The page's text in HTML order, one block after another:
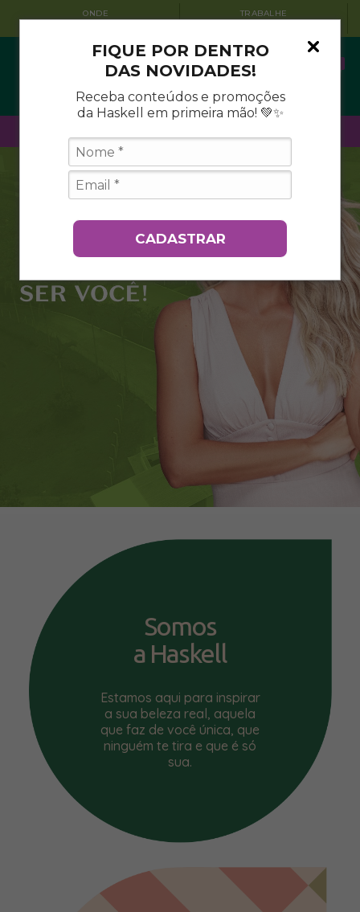
FIQUE POR DENTRO
DAS NOVIDADES!
Receba conteúdos e promoções
da Haskell em primeira mão! 💚✨
CADASTRAR
ONDE
ENCONTRAR
TRABALHE
CONOSCO
Somos
a Haskell
Estamos aqui para inspirar
a sua beleza real, aquela
que faz de você única, que
ninguém te tira e que é só
sua.